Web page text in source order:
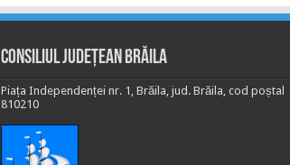
Consiliul Județean Brăila
Piața Independenței nr. 1, Brăila, jud. Brăila, cod poștal
810210